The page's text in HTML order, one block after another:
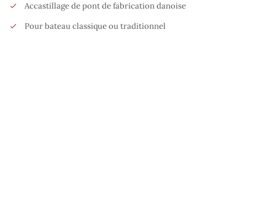
Accastillage de pont de fabrication danoise
Pour bateau classique ou traditionnel